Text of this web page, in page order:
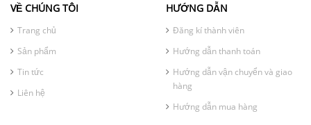
VỀ CHÚNG TÔI
Trang chủ
Sản phẩm
Tin tức
Liên hệ
HƯỚNG DẪN
Đăng kí thành viên
Hướng dẫn thanh toán
Hướng dẫn vận chuyển và giao
hàng
Hướng dẫn mua hàng